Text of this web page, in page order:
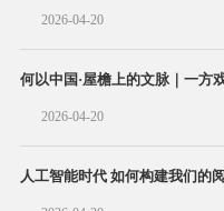
2026-04-20
何以中国·屋檐上的文脉｜一方
2026-04-20
人工智能时代 如何构建我们的